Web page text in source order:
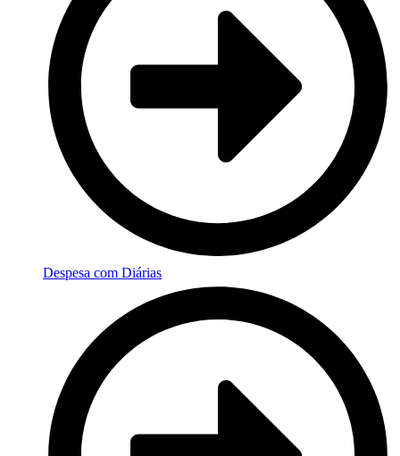
Despesa com Diárias